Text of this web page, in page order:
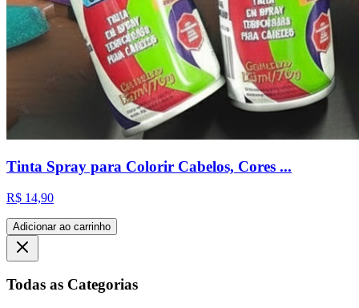
Tinta Spray para Colorir Cabelos, Cores ...
R$ 14,90
Adicionar ao carrinho
Todas as Categorias